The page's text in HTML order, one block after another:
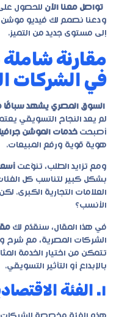
تواصل معنا الآن للحصول
ودعنا نصمم لك فيديو موشن
إلى مستوى جديد من التميز.
مقارنة
في الشركات
السوق المصري يشهد سباقًا
لم يعد النجاح التسويقي
أصبحت خدمات الموشن
هوية قوية ورفع المبيعات.
ومع تزايد الطلب، تنوّعت
بشكل كبير لتناسب كل
العلامات التجارية الكبرى.
الأنسب؟
في هذا المقال، سنقدّم لك
الشركات المصرية، مع شرح
تتمكن من اختيار الخدمة
بالإبداع أو التأثير التسويقي.
١. الفئة الاقتصادية